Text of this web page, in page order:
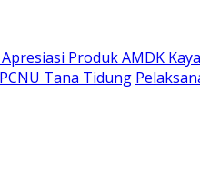
Produk AMDK
Tana Tidung